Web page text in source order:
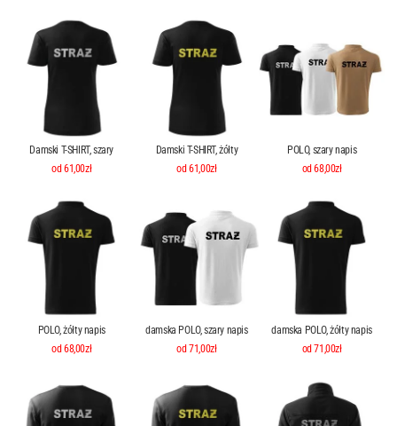
Damski T-SHIRT, szary
od 61,00zł
Damski T-SHIRT, żółty
od 61,00zł
POLO, szary napis
od 68,00zł
POLO, żółty napis
od 68,00zł
damska POLO, szary napis
od 71,00zł
damska POLO, żółty napis
od 71,00zł